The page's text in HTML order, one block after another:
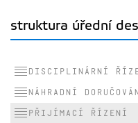
struktura úřední
Disciplinární
Náhradní
Přijímací řízení